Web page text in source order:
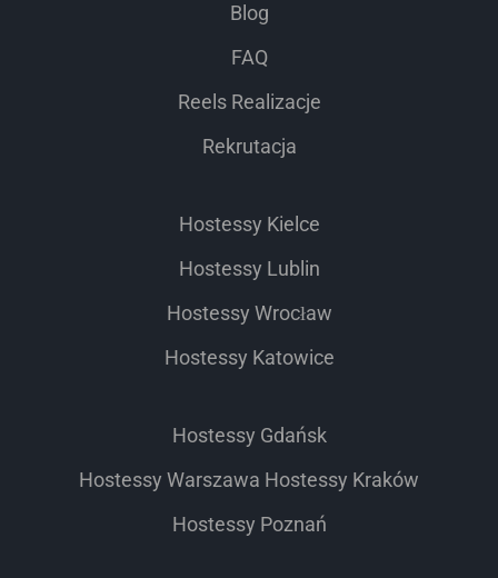
Blog
FAQ
Reels Realizacje
Rekrutacja
Hostessy Kielce
Hostessy Lublin
Hostessy Wrocław
Hostessy Katowice
Hostessy Gdańsk
Hostessy Warszawa Hostessy Kraków
Hostessy Poznań